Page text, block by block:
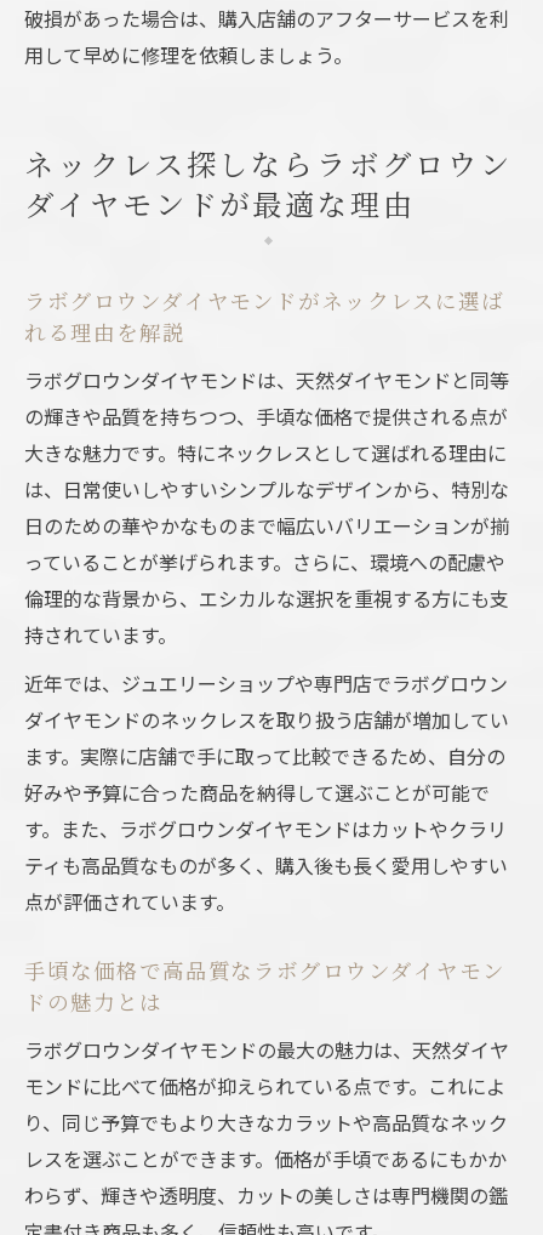
破損があった場合は、購入店舗のアフターサービスを利
用して早めに修理を依頼しましょう。
ネックレス探しならラボグロウン
ダイヤモンドが最適な理由
ラボグロウンダイヤモンドがネックレスに選ば
れる理由を解説
ラボグロウンダイヤモンドは、天然ダイヤモンドと同等
の輝きや品質を持ちつつ、手頃な価格で提供される点が
大きな魅力です。特にネックレスとして選ばれる理由に
は、日常使いしやすいシンプルなデザインから、特別な
日のための華やかなものまで幅広いバリエーションが揃
っていることが挙げられます。さらに、環境への配慮や
倫理的な背景から、エシカルな選択を重視する方にも支
持されています。
近年では、ジュエリーショップや専門店でラボグロウン
ダイヤモンドのネックレスを取り扱う店舗が増加してい
ます。実際に店舗で手に取って比較できるため、自分の
好みや予算に合った商品を納得して選ぶことが可能で
す。また、ラボグロウンダイヤモンドはカットやクラリ
ティも高品質なものが多く、購入後も長く愛用しやすい
点が評価されています。
手頃な価格で高品質なラボグロウンダイヤモン
ドの魅力とは
ラボグロウンダイヤモンドの最大の魅力は、天然ダイヤ
モンドに比べて価格が抑えられている点です。これによ
り、同じ予算でもより大きなカラットや高品質なネック
レスを選ぶことができます。価格が手頃であるにもかか
わらず、輝きや透明度、カットの美しさは専門機関の鑑